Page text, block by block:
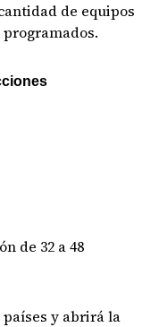
de equipos
de 32 a 48
y abrirá la